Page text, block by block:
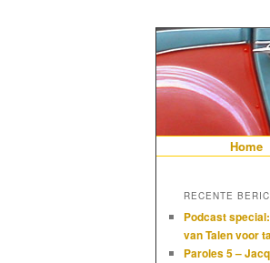
De
Home
RECENTE
Podcast
van Talen voor
Paroles 5 –